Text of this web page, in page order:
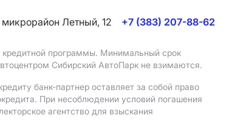
Летный, 12 +7 (383) 207-88-62
кредитной программы. Минимальный срок
Сибирский АвтоПарк не взимаются.
банк-партнер оставляет за собой право
При несоблюдении условий погашения
агентство для взыскания